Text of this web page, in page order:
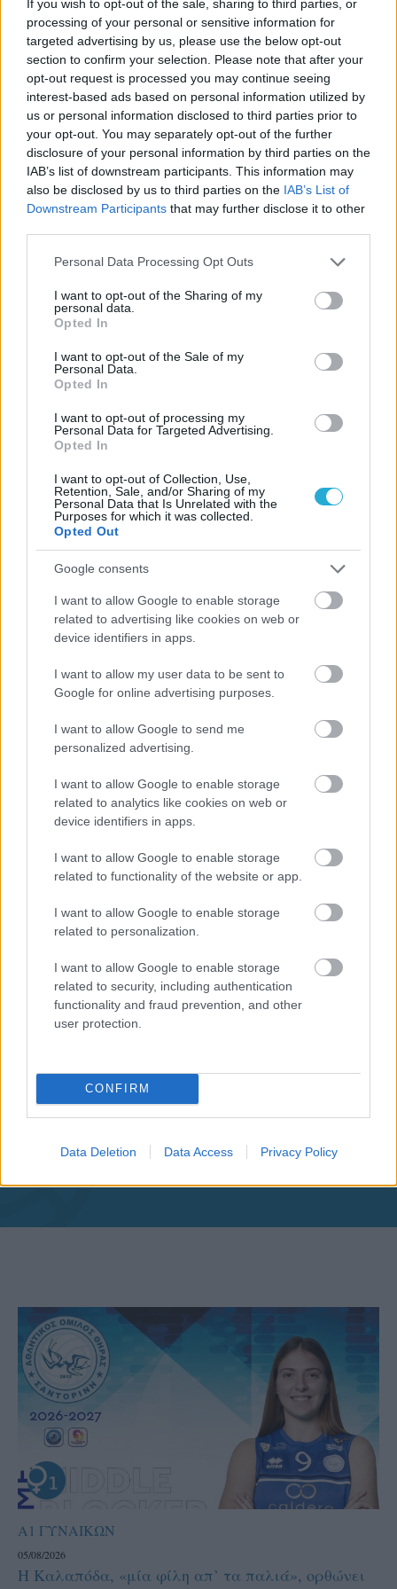
If you wish to opt-out of the sale, sharing to third parties, or
processing of your personal or sensitive information for
targeted advertising by us, please use the below opt-out
section to confirm your selection. Please note that after your
opt-out request is processed you may continue seeing
interest-based ads based on personal information utilized by
us or personal information disclosed to third parties prior to
your opt-out. You may separately opt-out of the further
disclosure of your personal information by third parties on the
IAB’s list of downstream participants. This information may
also be disclosed by us to third parties on the IAB’s List of
Downstream Participants that may further disclose it to other
Please note that this website/app uses one or more Google
not limited to your visit or usage behaviour. You may click to
grant or deny consent to Google and its third-party tags to
use your data for below specified purposes in below Google
consent section.
Personal Data Processing Opt Outs
I want to opt-out of the Sharing of my
personal data.
Opted In
I want to opt-out of the Sale of my
Personal Data.
Opted In
I want to opt-out of processing my
Personal Data for Targeted Advertising.
Opted In
I want to opt-out of Collection, Use,
Retention, Sale, and/or Sharing of my
Personal Data that Is Unrelated with the
Purposes for which it was collected.
Opted Out
Google consents
I want to allow Google to enable storage
related to advertising like cookies on web or
device identifiers in apps.
I want to allow my user data to be sent to
Google for online advertising purposes.
I want to allow Google to send me
personalized advertising.
I want to allow Google to enable storage
related to analytics like cookies on web or
device identifiers in apps.
I want to allow Google to enable storage
related to functionality of the website or app.
I want to allow Google to enable storage
related to personalization.
I want to allow Google to enable storage
related to security, including authentication
functionality and fraud prevention, and other
user protection.
CONFIRM
Data Deletion Data Access Privacy Policy
ΓΝΩΜΕΣ
ΠΕΝΥ ΡΟΝΤΟΓΙΑΝΝΗ
11/03/2026
Από την Περούτζια του 2000
στο σήμερα: Tο τρίτο
ευρωπαϊκό ραντεβού του
Παναθηναϊκού με την
ιστορία
ΗΛΙΑΣ ΠΑΠΑΪΩΑΝΝΟΥ
οι σημαντικότερες νίκες του
Α.Ο. Θήρας
Aκολουθήστε μας
Α1 ΓΥΝΑΙΚΩΝ
05/08/2026
Η Καλαπόδα, «μία φίλη απ’ τα παλιά», ορθώνει